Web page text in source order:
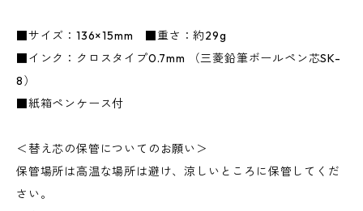
■サイズ：136×15mm ■重さ：約29g
■インク：クロスタイプ0.7mm （三菱鉛筆ボールペン芯SK-
8）
■紙箱ペンケース付
＜替え芯の保管についてのお願い＞
保管場所は高温な場所は避け、涼しいところに保管してくだ
さい。